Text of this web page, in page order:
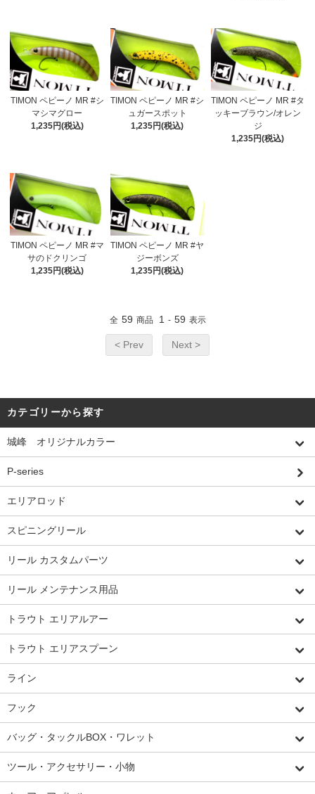
TIMON ペピーノ MR #シ
マシマグロー
1,235円(税込)
TIMON ペピーノ MR #シ
ュガースポット
1,235円(税込)
TIMON ペピーノ MR #タ
ッキーブラウン/オレン
ジ
1,235円(税込)
TIMON ペピーノ MR #マ
サのドクリンゴ
1,235円(税込)
TIMON ペピーノ MR #ヤ
ジーボンズ
1,235円(税込)
全 59 商品 1 - 59 表示
< Prev Next >
カテゴリーから探す
城峰 オリジナルカラー
P-series
エリアロッド
スピニングリール
リール カスタムパーツ
リール メンテナンス用品
トラウト エリアルアー
トラウト エリアスプーン
ライン
フック
バッグ・タックルBOX・ワレット
ツール・アクセサリー・小物